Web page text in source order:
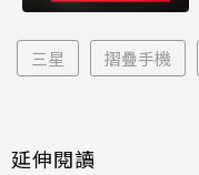
三星 摺疊手機
延伸閱讀